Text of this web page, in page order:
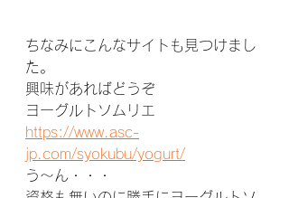
ちなみにこんなサイトも見つけまし
た。
興味があればどうぞ
ヨーグルトソムリエ
https://www.asc-
jp.com/syokubu/yogurt/
う～ん・・・